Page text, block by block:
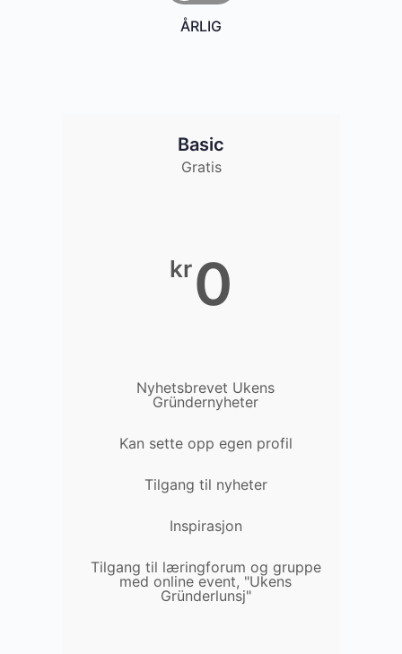
ÅRLIG
Basic
Gratis
kr0
Nyhetsbrevet Ukens
Gründernyheter
Kan sette opp egen profil
Tilgang til nyheter
Inspirasjon
Tilgang til læringforum og gruppe
med online event, "Ukens
Gründerlunsj"